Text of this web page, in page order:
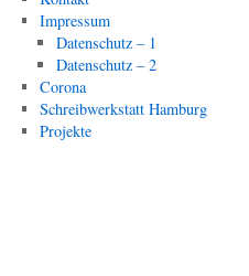
Impressum
Datenschutz – 1
Datenschutz – 2
Corona
Schreibwerkstatt Hamburg
Projekte